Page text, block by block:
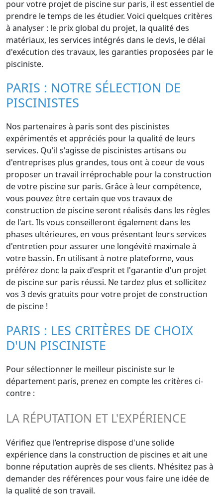
pour votre projet de piscine sur paris, il est essentiel de
prendre le temps de les étudier. Voici quelques critères
à analyser : le prix global du projet, la qualité des
matériaux, les services intégrés dans le devis, le délai
d'exécution des travaux, les garanties proposées par le
pisciniste.
PARIS : NOTRE SÉLECTION DE
PISCINISTES
Nos partenaires à paris sont des piscinistes
expérimentés et appréciés pour la qualité de leurs
services. Qu'il s'agisse de piscinistes artisans ou
d'entreprises plus grandes, tous ont à coeur de vous
proposer un travail irréprochable pour la construction
de votre piscine sur paris. Grâce à leur compétence,
vous pouvez être certain que vos travaux de
construction de piscine seront réalisés dans les règles
de l'art. Ils vous conseilleront également dans les
phases ultérieures, en vous présentant leurs services
d'entretien pour assurer une longévité maximale à
votre bassin. En utilisant à notre plateforme, vous
préférez donc la paix d'esprit et l'garantie d'un projet
de piscine sur paris réussi. Ne tardez plus et sollicitez
vos 3 devis gratuits pour votre projet de construction
de piscine !
PARIS : LES CRITÈRES DE CHOIX
D'UN PISCINISTE
Pour sélectionner le meilleur pisciniste sur le
département paris, prenez en compte les critères ci-
contre :
LA RÉPUTATION ET L'EXPÉRIENCE
Vérifiez que l’entreprise dispose d'une solide
expérience dans la construction de piscines et ait une
bonne réputation auprès de ses clients. N’hésitez pas à
demander des références pour vous faire une idée de
la qualité de son travail.